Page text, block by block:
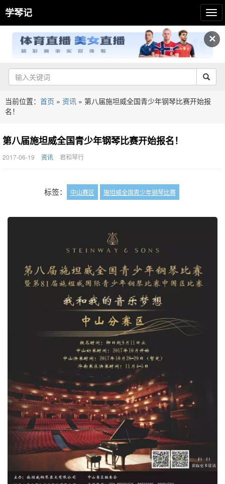
✕
学琴记
当前位置： 首页 » 资讯 » 第八届施坦威全国青少年钢琴比赛开始报
名！
第八届施坦威全国青少年钢琴比赛开始报名！
2017-06-19 资讯 君和琴行
标签： 中山赛区 施坦威全国青少年钢琴比赛